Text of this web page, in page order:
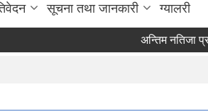
सूचना तथा जानकारी ग्यालरी
अन्तिम नतिजा